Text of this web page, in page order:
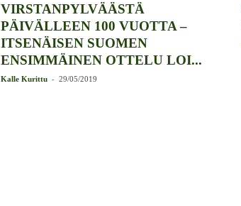
VIRSTANPYLVÄÄSTÄ
PÄIVÄLLEEN 100 VUOTTA –
ITSENÄISEN SUOMEN
ENSIMMÄINEN OTTELU LOI...
Kalle Kurittu - 29/05/2019